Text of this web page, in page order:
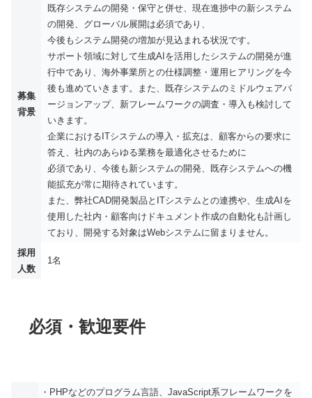
募集
背景
既存システムの開発・保守と併せ、現在進捗中の新システム
の開発、グローバル展開は必須であり、
今後もシステム開発の増加が見込まれる状況です。
サポート領域に対して生成AIを活用したシステムの開発が進
行中であり、海外事業所との仕様調整・運用ヒアリングを今
後も進めていきます。また、既存システムのミドルウェアバ
ージョンアップ、新フレームワークの調査・導入も検討して
いきます。
企業におけるITシステムの導入・拡充は、顧客からの要求に
答え、社内のあらゆる業務を最適化させるために
必須であり、今後も新システムの開発、既存システムへの機
能拡充が常に期待されています。
また、弊社CAD開発製品とITシステムとの連携や、生成AIを
使用した社内・顧客向けドキュメント作成の自動化も計画し
ており、開発する対象はWebシステムに留まりません。
採用
人数
1名
必須・歓迎要件
・PHPなどのプログラム言語、JavaScript系フレームワークを